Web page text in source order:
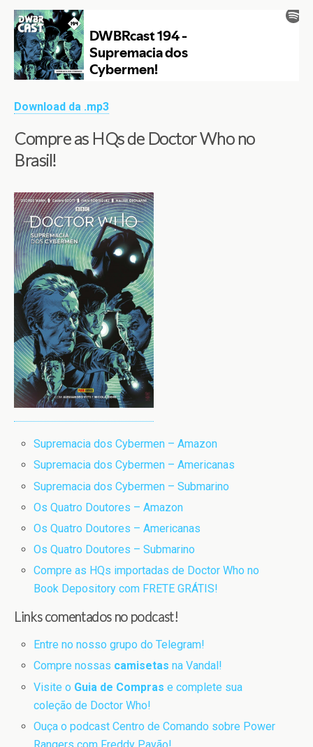
Download da .mp3
Compre as HQs de Doctor Who no
Brasil!
Supremacia dos Cybermen – Amazon
Supremacia dos Cybermen – Americanas
Supremacia dos Cybermen – Submarino
Os Quatro Doutores – Amazon
Os Quatro Doutores – Americanas
Os Quatro Doutores – Submarino
Compre as HQs importadas de Doctor Who no
Book Depository com FRETE GRÁTIS!
Links comentados no podcast!
Entre no nosso grupo do Telegram!
Compre nossas camisetas na Vandal!
Visite o Guia de Compras e complete sua
coleção de Doctor Who!
Ouça o podcast Centro de Comando sobre Power